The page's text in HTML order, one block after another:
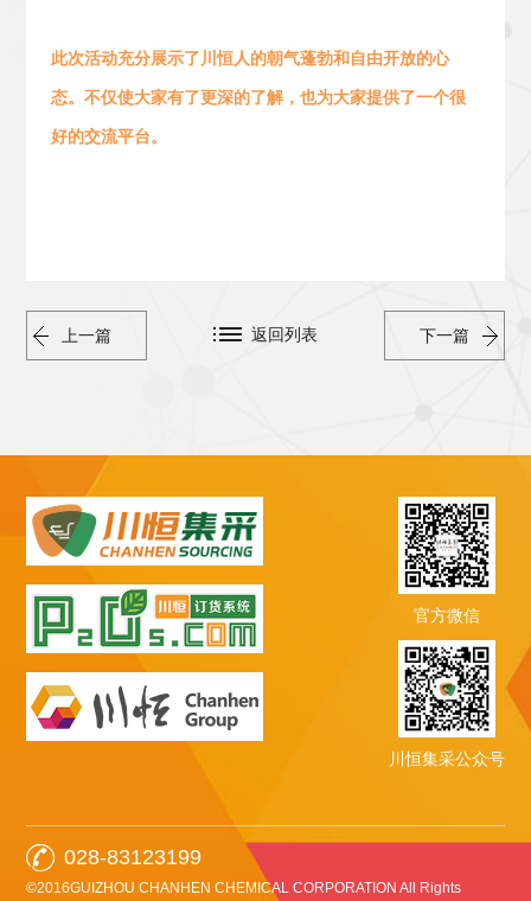
此次活动充分展示了川恒人的朝气蓬勃和 自由开放的心
态。 不仅使大家有了更深的了解，也为大家提供了一个很
好的交流平台。
上一篇 下一篇
返回列表
官方微信
川恒集采公众号
028-83123199
©2016GUIZHOU CHANHEN CHEMICAL CORPORATION All Rights